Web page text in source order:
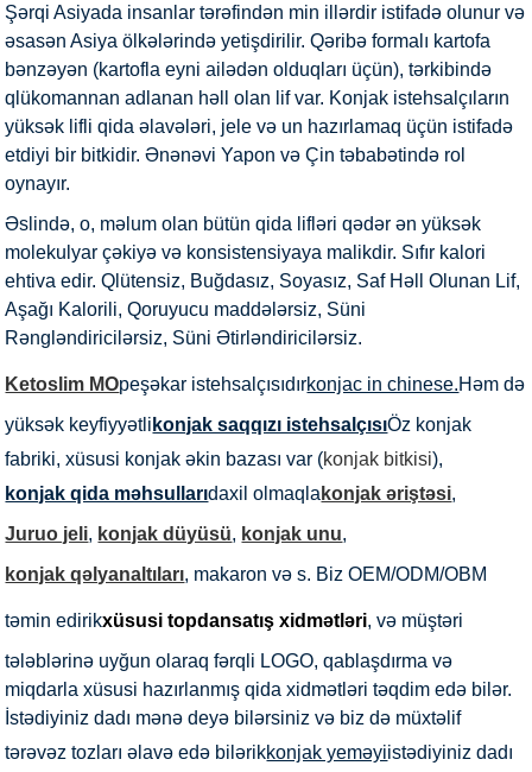
Şərqi Asiyada insanlar tərəfindən min illərdir istifadə olunur və
əsasən Asiya ölkələrində yetişdirilir. Qəribə formalı kartofa
bənzəyən (kartofla eyni ailədən olduqları üçün), tərkibində
qlükomannan adlanan həll olan lif var. Konjak istehsalçıların
yüksək lifli qida əlavələri, jele və un hazırlamaq üçün istifadə
etdiyi bir bitkidir. Ənənəvi Yapon və Çin təbabətində rol
oynayır.
Əslində, o, məlum olan bütün qida lifləri qədər ən yüksək
molekulyar çəkiyə və konsistensiyaya malikdir. Sıfır kalori
ehtiva edir. Qlütensiz, Buğdasız, Soyasız, Saf Həll Olunan Lif,
Aşağı Kalorili, Qoruyucu maddələrsiz, Süni
Rəngləndiricilərsiz, Süni Ətirləndiricilərsiz.
Ketoslim MOpeşəkar istehsalçısıdırkonjac in chinese.Həm də
yüksək keyfiyyətli konjak saqqızı istehsalçısıÖz konjak
fabriki, xüsusi konjak əkin bazası var (konjak bitkisi),
konjak qida məhsullarıdaxil olmaqla konjak əriştəsi,
Juruo jeli, konjak düyüsü, konjak unu,
konjak qəlyanaltıları, makaron və s. Biz OEM/ODM/OBM
təmin edirikxüsusi topdansatış xidmətləri, və müştəri
tələblərinə uyğun olaraq fərqli LOGO, qablaşdırma və
miqdarla xüsusi hazırlanmış qida xidmətləri təqdim edə bilər.
İstədiyiniz dadı mənə deyə bilərsiniz və biz də müxtəlif
tərəvəz tozları əlavə edə bilərikkonjak yeməyiistədiyiniz dadı